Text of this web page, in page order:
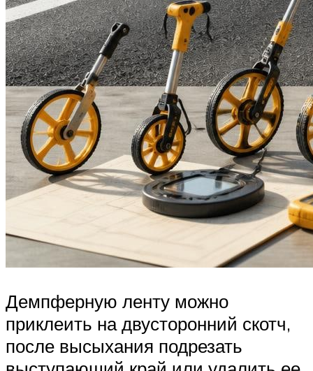
Демпферную ленту можно
приклеить на двусторонний скотч,
после высыхания подрезать